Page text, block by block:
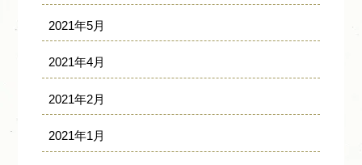
2021年5月
2021年4月
2021年2月
2021年1月